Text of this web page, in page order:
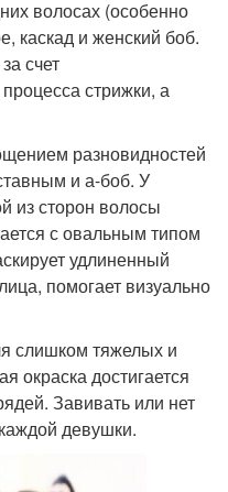
волосах (особенно
каскад и женский боб.
счет
стрижки, а
разновидностей
и а-боб. У
из сторон волосы
с овальным типом
удлиненный
помогает визуально
слишком тяжелых и
окраска достигается
Завивать или нет
девушки.